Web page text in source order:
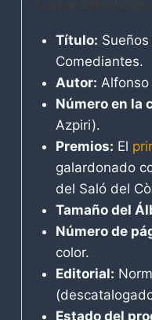
Título:
Comediantes.
Autor: Alfonso
Número en la
Azpiri).
Premios: El
galardonado
del Saló del
Tamaño del
Número de
color.
Editorial:
Estado del